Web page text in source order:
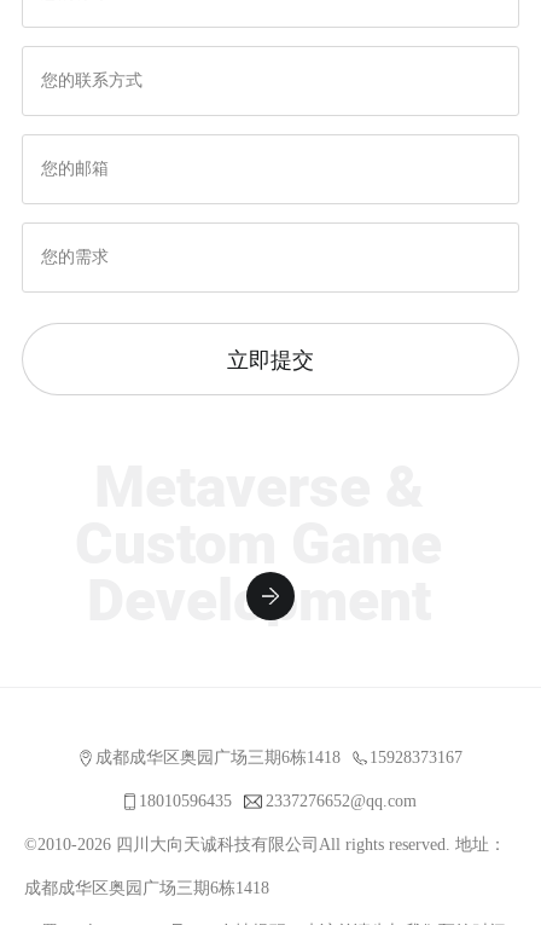
立即提交
Development
成都成华区奥园广场三期6栋1418 15928373167
18010596435 2337276652@qq.com
©2010-2026 四川大向天诚科技有限公司All rights reserved. 地址：
成都成华区奥园广场三期6栋1418